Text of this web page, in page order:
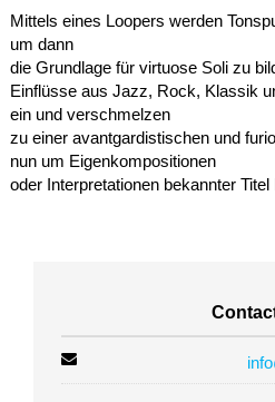
Mittels eines Loopers werden
um dann
die Grundlage für virtuose Soli zu
Einflüsse aus Jazz, Rock, Klassik
ein und verschmelzen
zu einer avantgardistischen und
nun um Eigenkompositionen
oder Interpretationen bekannter Titel